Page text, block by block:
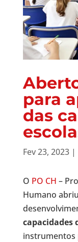
para
das
Fev 23, 2023|
O PO CH –
Humano
capacidades
instrumentos